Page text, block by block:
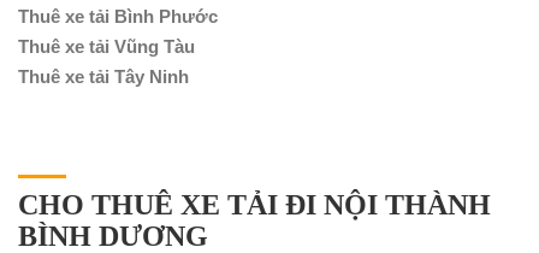
Thuê xe tải Bình Phước
Thuê xe tải Vũng Tàu
Thuê xe tải Tây Ninh
CHO THUÊ XE TẢI ĐI NỘI THÀNH
BÌNH DƯƠNG